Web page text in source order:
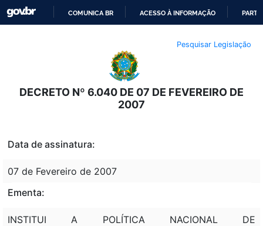
O
CONTEÚDO
COMUNICA BR ACESSO À INFORMAÇÃO
Pesquisar Legislação
DECRETO Nº 6.040 DE 07 DE FEVEREIRO DE
2007
Data de assinatura:
07 de Fevereiro de 2007
Ementa:
INSTITUI A POLÍTICA NACIONAL DE